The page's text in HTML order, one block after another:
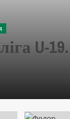
U-